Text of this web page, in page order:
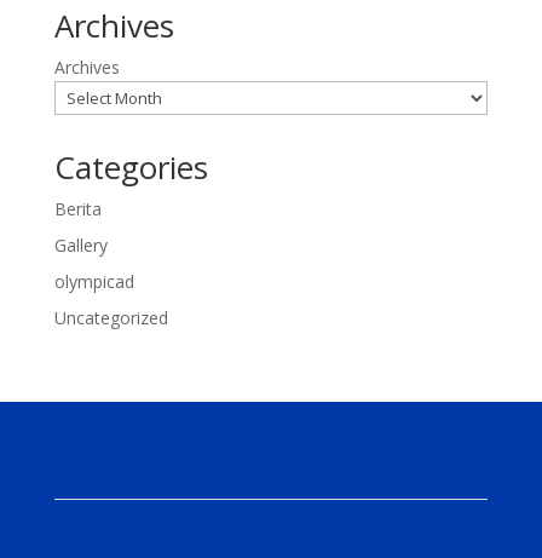
Archives
Archives
Categories
Berita
Gallery
olympicad
Uncategorized